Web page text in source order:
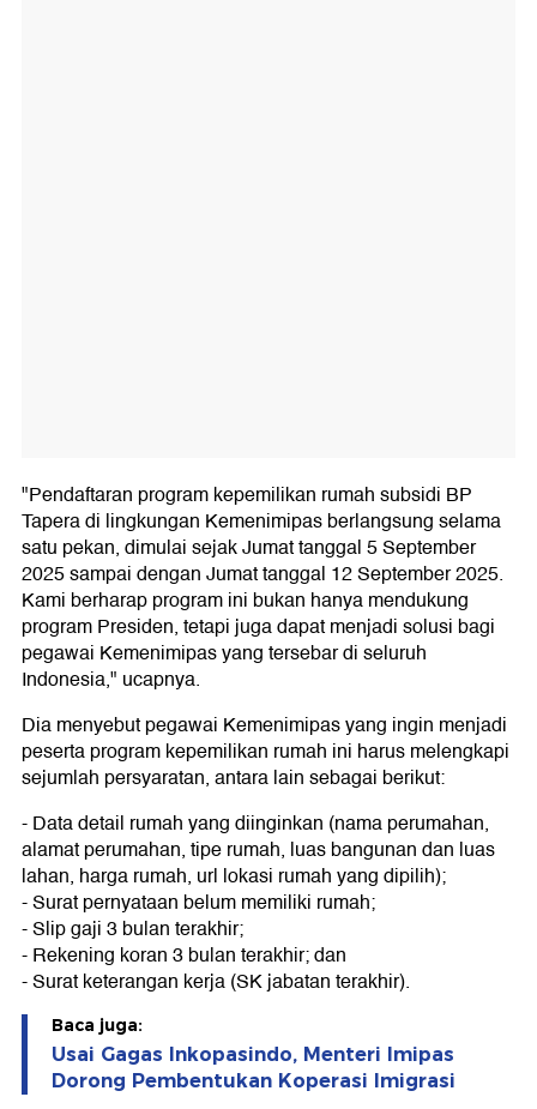
"Pendaftaran program kepemilikan rumah subsidi BP
Tapera di lingkungan Kemenimipas berlangsung selama
satu pekan, dimulai sejak Jumat tanggal 5 September
2025 sampai dengan Jumat tanggal 12 September 2025.
Kami berharap program ini bukan hanya mendukung
program Presiden, tetapi juga dapat menjadi solusi bagi
pegawai Kemenimipas yang tersebar di seluruh
Indonesia," ucapnya.
Dia menyebut pegawai Kemenimipas yang ingin menjadi
peserta program kepemilikan rumah ini harus melengkapi
sejumlah persyaratan, antara lain sebagai berikut:
- Data detail rumah yang diinginkan (nama perumahan,
alamat perumahan, tipe rumah, luas bangunan dan luas
lahan, harga rumah, url lokasi rumah yang dipilih);
- Surat pernyataan belum memiliki rumah;
- Slip gaji 3 bulan terakhir;
- Rekening koran 3 bulan terakhir; dan
- Surat keterangan kerja (SK jabatan terakhir).
Baca juga:
Usai Gagas Inkopasindo, Menteri Imipas
Dorong Pembentukan Koperasi Imigrasi